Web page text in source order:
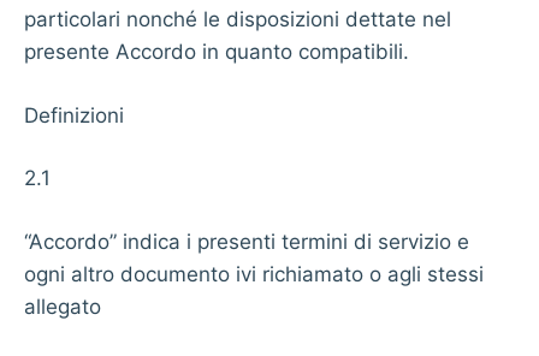
particolari nonché le disposizioni dettate nel
presente Accordo in quanto compatibili.
Definizioni
2.1
“Accordo” indica i presenti termini di servizio e
ogni altro documento ivi richiamato o agli stessi
allegato